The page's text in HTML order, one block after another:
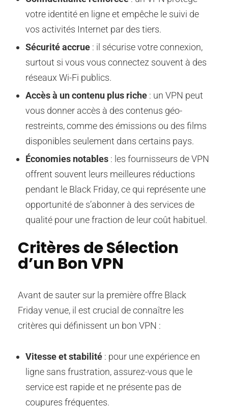
votre identité en ligne et empêche le suivi de
vos activités Internet par des tiers.
Sécurité accrue : il sécurise votre connexion,
surtout si vous vous connectez souvent à des
réseaux Wi-Fi publics.
Accès à un contenu plus riche : un VPN peut
vous donner accès à des contenus géo-
restreints, comme des émissions ou des films
disponibles seulement dans certains pays.
Économies notables : les fournisseurs de VPN
offrent souvent leurs meilleures réductions
pendant le Black Friday, ce qui représente une
opportunité de s’abonner à des services de
qualité pour une fraction de leur coût habituel.
Critères de Sélection
d’un Bon VPN
Avant de sauter sur la première offre Black
Friday venue, il est crucial de connaître les
critères qui définissent un bon VPN :
Vitesse et stabilité : pour une expérience en
ligne sans frustration, assurez-vous que le
service est rapide et ne présente pas de
coupures fréquentes.